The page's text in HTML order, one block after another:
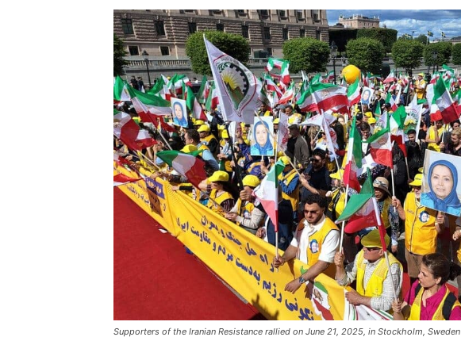
Supporters of the Iranian Resistance rallied on June 21, 2025, in Stockholm, Sweden